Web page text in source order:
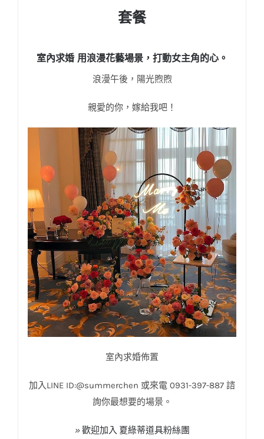
套餐
室內求婚 用浪漫花藝場景，打動女主角的心。
浪漫午後，陽光煦煦
親愛的你，嫁給我吧！
室內求婚佈置
加入LINE ID:@summerchen 或來電 0931-397-887 諮
詢你最想要的場景。
»歡迎加入 夏綠蒂道具粉絲團